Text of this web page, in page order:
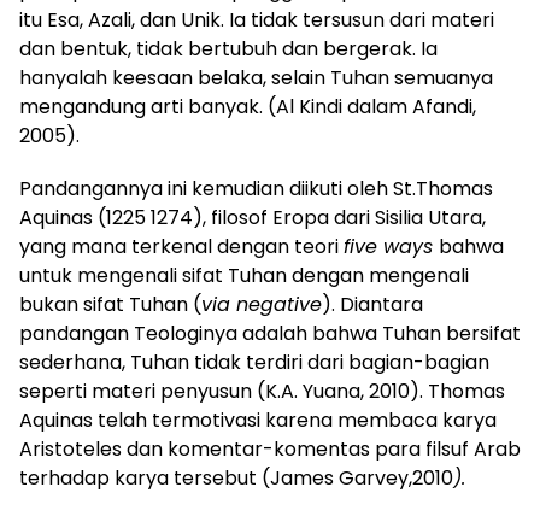
itu Esa, Azali, dan Unik. Ia tidak tersusun dari materi
dan bentuk, tidak bertubuh dan bergerak. Ia
hanyalah keesaan belaka, selain Tuhan semuanya
mengandung arti banyak. (Al Kindi dalam Afandi,
2005).
Pandangannya ini kemudian diikuti oleh St.Thomas
Aquinas (1225 1274), filosof Eropa dari Sisilia Utara,
yang mana terkenal dengan teorifive ways bahwa
untuk mengenali sifat Tuhan dengan mengenali
bukan sifat Tuhan (via negative). Diantara
pandangan Teologinya adalah bahwa Tuhan bersifat
sederhana, Tuhan tidak terdiri dari bagian-bagian
seperti materi penyusun (K.A. Yuana, 2010). Thomas
Aquinas telah termotivasi karena membaca karya
Aristoteles dan komentar-komentas para filsuf Arab
terhadap karya tersebut (James Garvey,2010).